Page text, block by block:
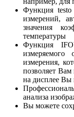
Функция testo
измерений,
значения
температуры
Функция
измерения,
позволяет
на дисплее Вы
анализа
Вы можете